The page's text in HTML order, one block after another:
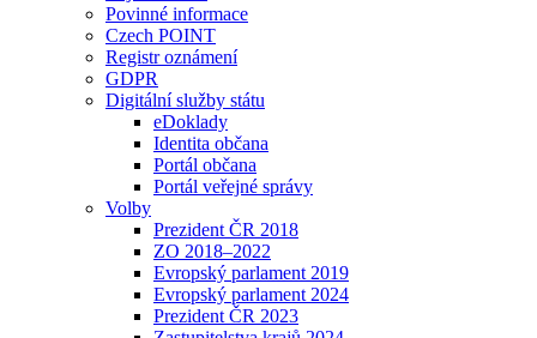
Povinné informace
Czech POINT
Registr oznámení
GDPR
Digitální služby státu
eDoklady
Identita občana
Portál občana
Portál veřejné správy
Volby
Prezident ČR 2018
ZO 2018–2022
Evropský parlament 2019
Evropský parlament 2024
Prezident ČR 2023